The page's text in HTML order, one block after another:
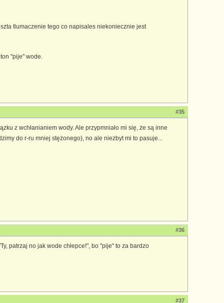
tlumaczenie tego co napisales niekoniecznie jest
"pije" wode.
#35
z wchłanianiem wody. Ale przypmniało mi się, że są inne
do r-ru mniej stężonego), no ale niezbyt mi to pasuje...
#36
patrzaj no jak wode chłepce!", bo "pije" to za bardzo
#37